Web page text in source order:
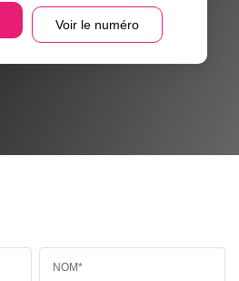
Voir le numéro
NOM*